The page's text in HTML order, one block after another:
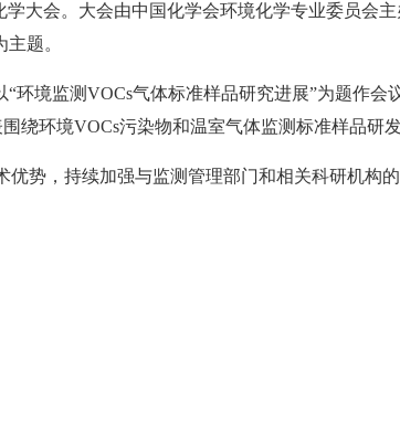
大会。大会由中国化学会环境化学专业委员会
为主题。
环境监测VOCs气体标准样品研究进展”为题作
绕环境VOCs污染物和温室气体监测标准样品研
势，持续加强与监测管理部门和相关科研机构